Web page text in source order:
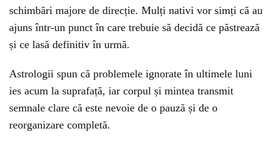
schimbări majore de direcție. Mulți nativi vor simți că au
ajuns într-un punct în care trebuie să decidă ce păstrează
și ce lasă definitiv în urmă.
Astrologii spun că problemele ignorate în ultimele luni
ies acum la suprafață, iar corpul și mintea transmit
semnale clare că este nevoie de o pauză și de o
reorganizare completă.